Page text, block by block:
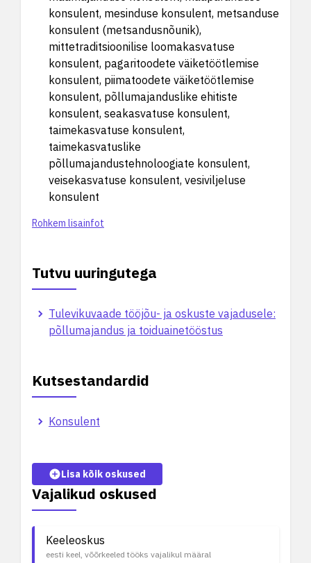
konsulent, mesinduse konsulent, metsanduse
konsulent (metsandusnõunik),
mittetraditsioonilise loomakasvatuse
konsulent, pagaritoodete väiketöötlemise
konsulent, piimatoodete väiketöötlemise
konsulent, põllumajanduslike ehitiste
konsulent, seakasvatuse konsulent,
taimekasvatuse konsulent,
taimekasvatuslike
põllumajandustehnoloogiate konsulent,
veisekasvatuse konsulent, vesiviljeluse
konsulent
Rohkem lisainfot
Tutvu uuringutega
Tulevikuvaade tööjõu- ja oskuste vajadusele:
põllumajandus ja toiduainetööstus
Kutsestandardid
Konsulent
Vajalikud oskused
Lisa kõik oskused
Keeleoskus
eesti keel, võõrkeeled tööks vajalikul määral